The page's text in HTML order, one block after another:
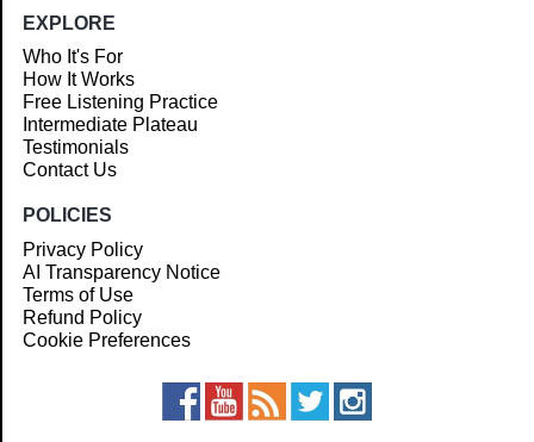
EXPLORE
Who It's For
How It Works
Free Listening Practice
Intermediate Plateau
Testimonials
Contact Us
POLICIES
Privacy Policy
AI Transparency Notice
Terms of Use
Refund Policy
Cookie Preferences